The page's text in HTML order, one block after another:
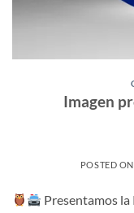
Imagen
POSTED ON
Presentamos la